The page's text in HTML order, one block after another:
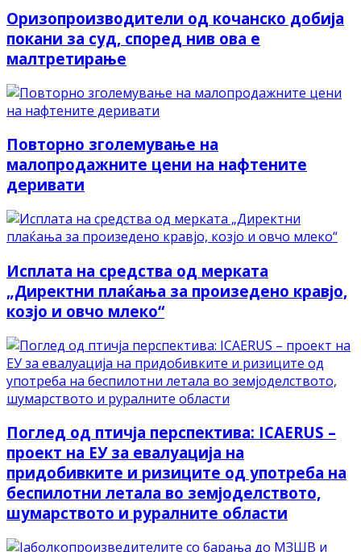
Оризопроизводители од кочанско добија
покани за суд, според нив ова е
малтретирање
Повторно зголемување на
малопродажните цени на нафтените
деривати
Исплата на средства од мерката
„Директни плаќања за произедено кравјо,
козјо и овчо млеко“
Поглед од птичја перспектива: ICAERUS –
проект на ЕУ за евалуација на
придобивките и ризиците од употреба на
беспилотни летала во земјоделството,
шумарството и руралните области